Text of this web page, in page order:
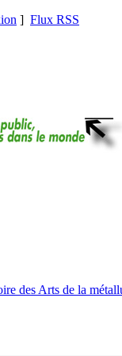
] Flux RSS
des Arts de la